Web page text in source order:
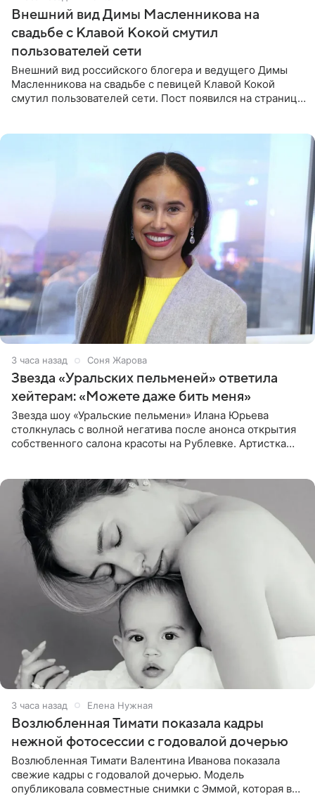
Внешний вид Димы Масленникова на
свадьбе с Клавой Кокой смутил
пользователей сети
Внешний вид российского блогера и ведущего Димы
Масленникова на свадьбе с певицей Клавой Кокой
смутил пользователей сети. Пост появился на странице
3 часа назад Соня Жарова
Звезда «Уральских пельменей» ответила
хейтерам: «Можете даже бить меня»
Звезда шоу «Уральские пельмени» Илана Юрьева
столкнулась с волной негатива после анонса открытия
собственного салона красоты на Рублевке. Артистка
3 часа назад Елена Нужная
Возлюбленная Тимати показала кадры
нежной фотосессии с годовалой дочерью
Возлюбленная Тимати Валентина Иванова показала
свежие кадры с годовалой дочерью. Модель
опубликовала совместные снимки с Эммой, которая в